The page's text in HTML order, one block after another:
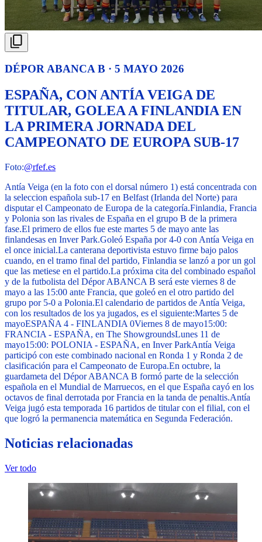
DÉPOR ABANCA B · 5 MAYO 2026
ESPAÑA, CON ANTÍA VEIGA DE
TITULAR, GOLEA A FINLANDIA EN
LA PRIMERA JORNADA DEL
CAMPEONATO DE EUROPA SUB-17
Foto:@rfef.es
Antía Veiga (en la foto con el dorsal número 1) está concentrada con
la seleccion española sub-17 en Belfast (Irlanda del Norte) para
disputar el Campeonato de Europa de la categoría.Finlandia, Francia
y Polonia son las rivales de España en el grupo B de la primera
fase.El primero de ellos fue este martes 5 de mayo ante las
finlandesas en Inver Park.Goleó España por 4-0 con Antía Veiga en
el once inicial.La canterana deportivista estuvo firme bajo palos
cuando, en el tramo final del partido, Finlandia se lanzó a por un gol
que las metiese en el partido.La próxima cita del combinado español
y de la futbolista del Dépor ABANCA B será este viernes 8 de
mayo a las 15:00 ante Francia, que goleó en el otro partido del
grupo por 5-0 a Polonia.El calendario de partidos de Antía Veiga,
con los resultados de los ya jugados, es el siguiente:Martes 5 de
mayoESPAÑA 4 - FINLANDIA 0Viernes 8 de mayo15:00:
FRANCIA - ESPAÑA, en The ShowgroundsLunes 11 de
mayo15:00: POLONIA - ESPAÑA, en Inver ParkAntía Veiga
participó con este combinado nacional en Ronda 1 y Ronda 2 de
clasificación para el Campeonato de Europa.En octubre, la
guardameta del Dépor ABANCA B formó parte de la selección
española en el Mundial de Marruecos, en el que España cayó en los
octavos de final derrotada por Francia en la tanda de penaltis.Antía
Veiga jugó esta temporada 16 partidos de titular con el filial, con el
que logró la permanencia matemática en Segunda Federación.
Noticias relacionadas
Ver todo